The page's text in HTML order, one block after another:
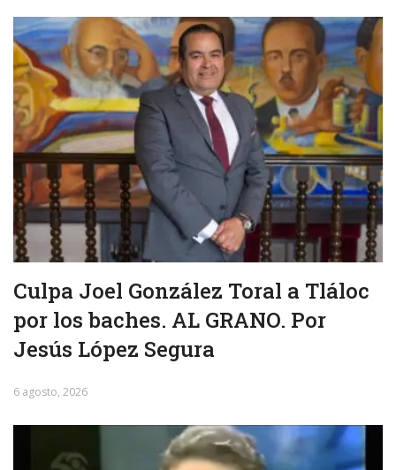
Culpa Joel González Toral a Tláloc
por los baches. AL GRANO. Por
Jesús López Segura
6 agosto, 2026